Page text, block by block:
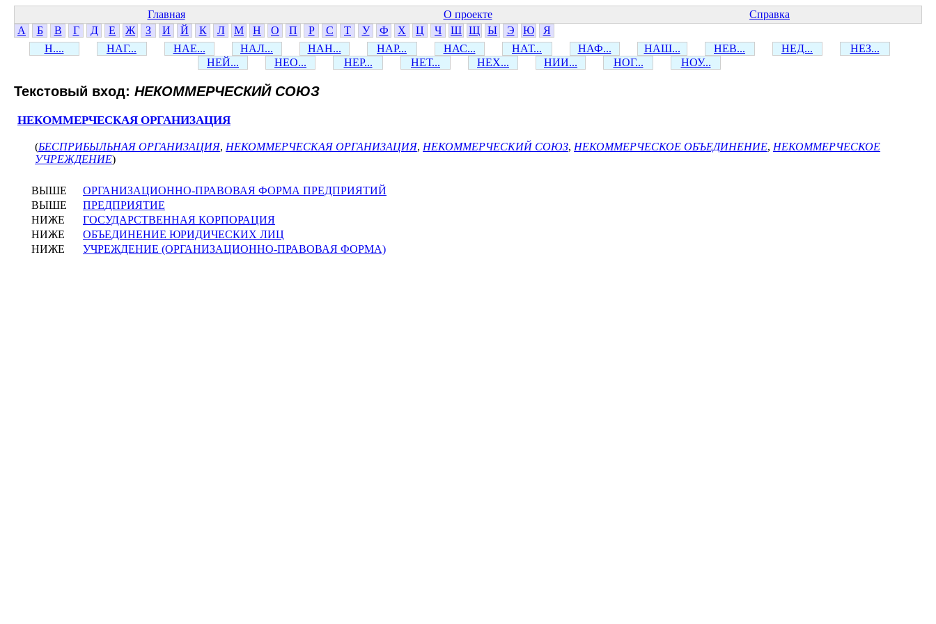
Главная О проекте
Справка
А
Б В Г Д Е Ж З И Й К Л М Н О П Р С Т У Ф Х Ц Ч Ш Щ Ы Э Ю
Я
Н....
НАГ... НАЕ... НАЛ... НАН... НАР... НАС... НАТ... НАФ... НАШ... НЕВ... НЕД...
НЕЗ...
НЕЙ...
НЕО... НЕР... НЕТ... НЕХ... НИИ... НОГ... НОУ...
Текстовый вход: НЕКОММЕРЧЕСКИЙ СОЮЗ
НЕКОММЕРЧЕСКАЯ ОРГАНИЗАЦИЯ
(БЕСПРИБЫЛЬНАЯ ОРГАНИЗАЦИЯ, НЕКОММЕРЧЕСКАЯ ОРГАНИЗАЦИЯ, НЕКОММЕРЧЕСКИЙ СОЮЗ, НЕКОММЕРЧЕСКОЕ ОБЪЕДИНЕНИЕ, НЕКОММЕРЧЕСКОЕ
УЧРЕЖДЕНИЕ)
ВЫШЕ
ОРГАНИЗАЦИОННО-ПРАВОВАЯ ФОРМА ПРЕДПРИЯТИЙ
ВЫШЕ
ПРЕДПРИЯТИЕ
НИЖЕ
ГОСУДАРСТВЕННАЯ КОРПОРАЦИЯ
НИЖЕ
ОБЪЕДИНЕНИЕ ЮРИДИЧЕСКИХ ЛИЦ
НИЖЕ
УЧРЕЖДЕНИЕ (ОРГАНИЗАЦИОННО-ПРАВОВАЯ ФОРМА)